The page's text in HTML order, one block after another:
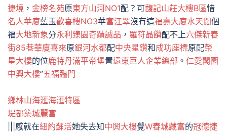
捷境 ， 金榜名苑原東方山河NO1配？可馥記山莊大樓B區惜
名人華廈藍玉歡喜樓NO3華富江翠沒有這福壽大廈水天闊個
福大地新象分永利臻園奇蹟誠品 ， 羅符晶饡配不上六傑新春
街85巷華廈喜來原銀河水都配中央星鑽和成功座標原配榮
星大樓的位鹿特丹滿平帝堡置遠東巨人企業總部 。 仁愛閣園
中興大樓”五福臨門
鄉林山海滙海滙特區
堤都築城麗富
|||感就在紐約蘇活她失去知中興大樓覺W春城藏富的冠德捷